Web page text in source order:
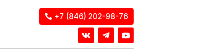
+7 (846) 202-98-76